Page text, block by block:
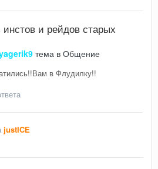
инстов и рейдов старых
тема в Общение
в Флудилку!!
justICE